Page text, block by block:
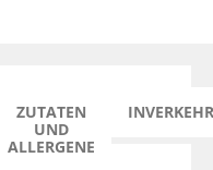
ZUTATEN
UND
ALLERGENE